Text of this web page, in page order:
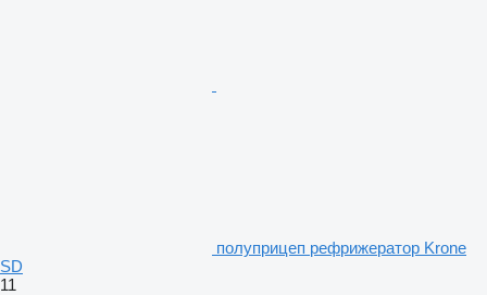
полуприцеп рефрижератор Krone
SD
11